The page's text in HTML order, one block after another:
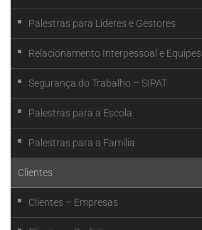
Palestras para Líderes e Gestores
Relacionamento Interpessoal e Equipes
Segurança do Trabalho – SIPAT
Palestras para a Escola
Palestras para a Família
Clientes
Clientes – Empresas